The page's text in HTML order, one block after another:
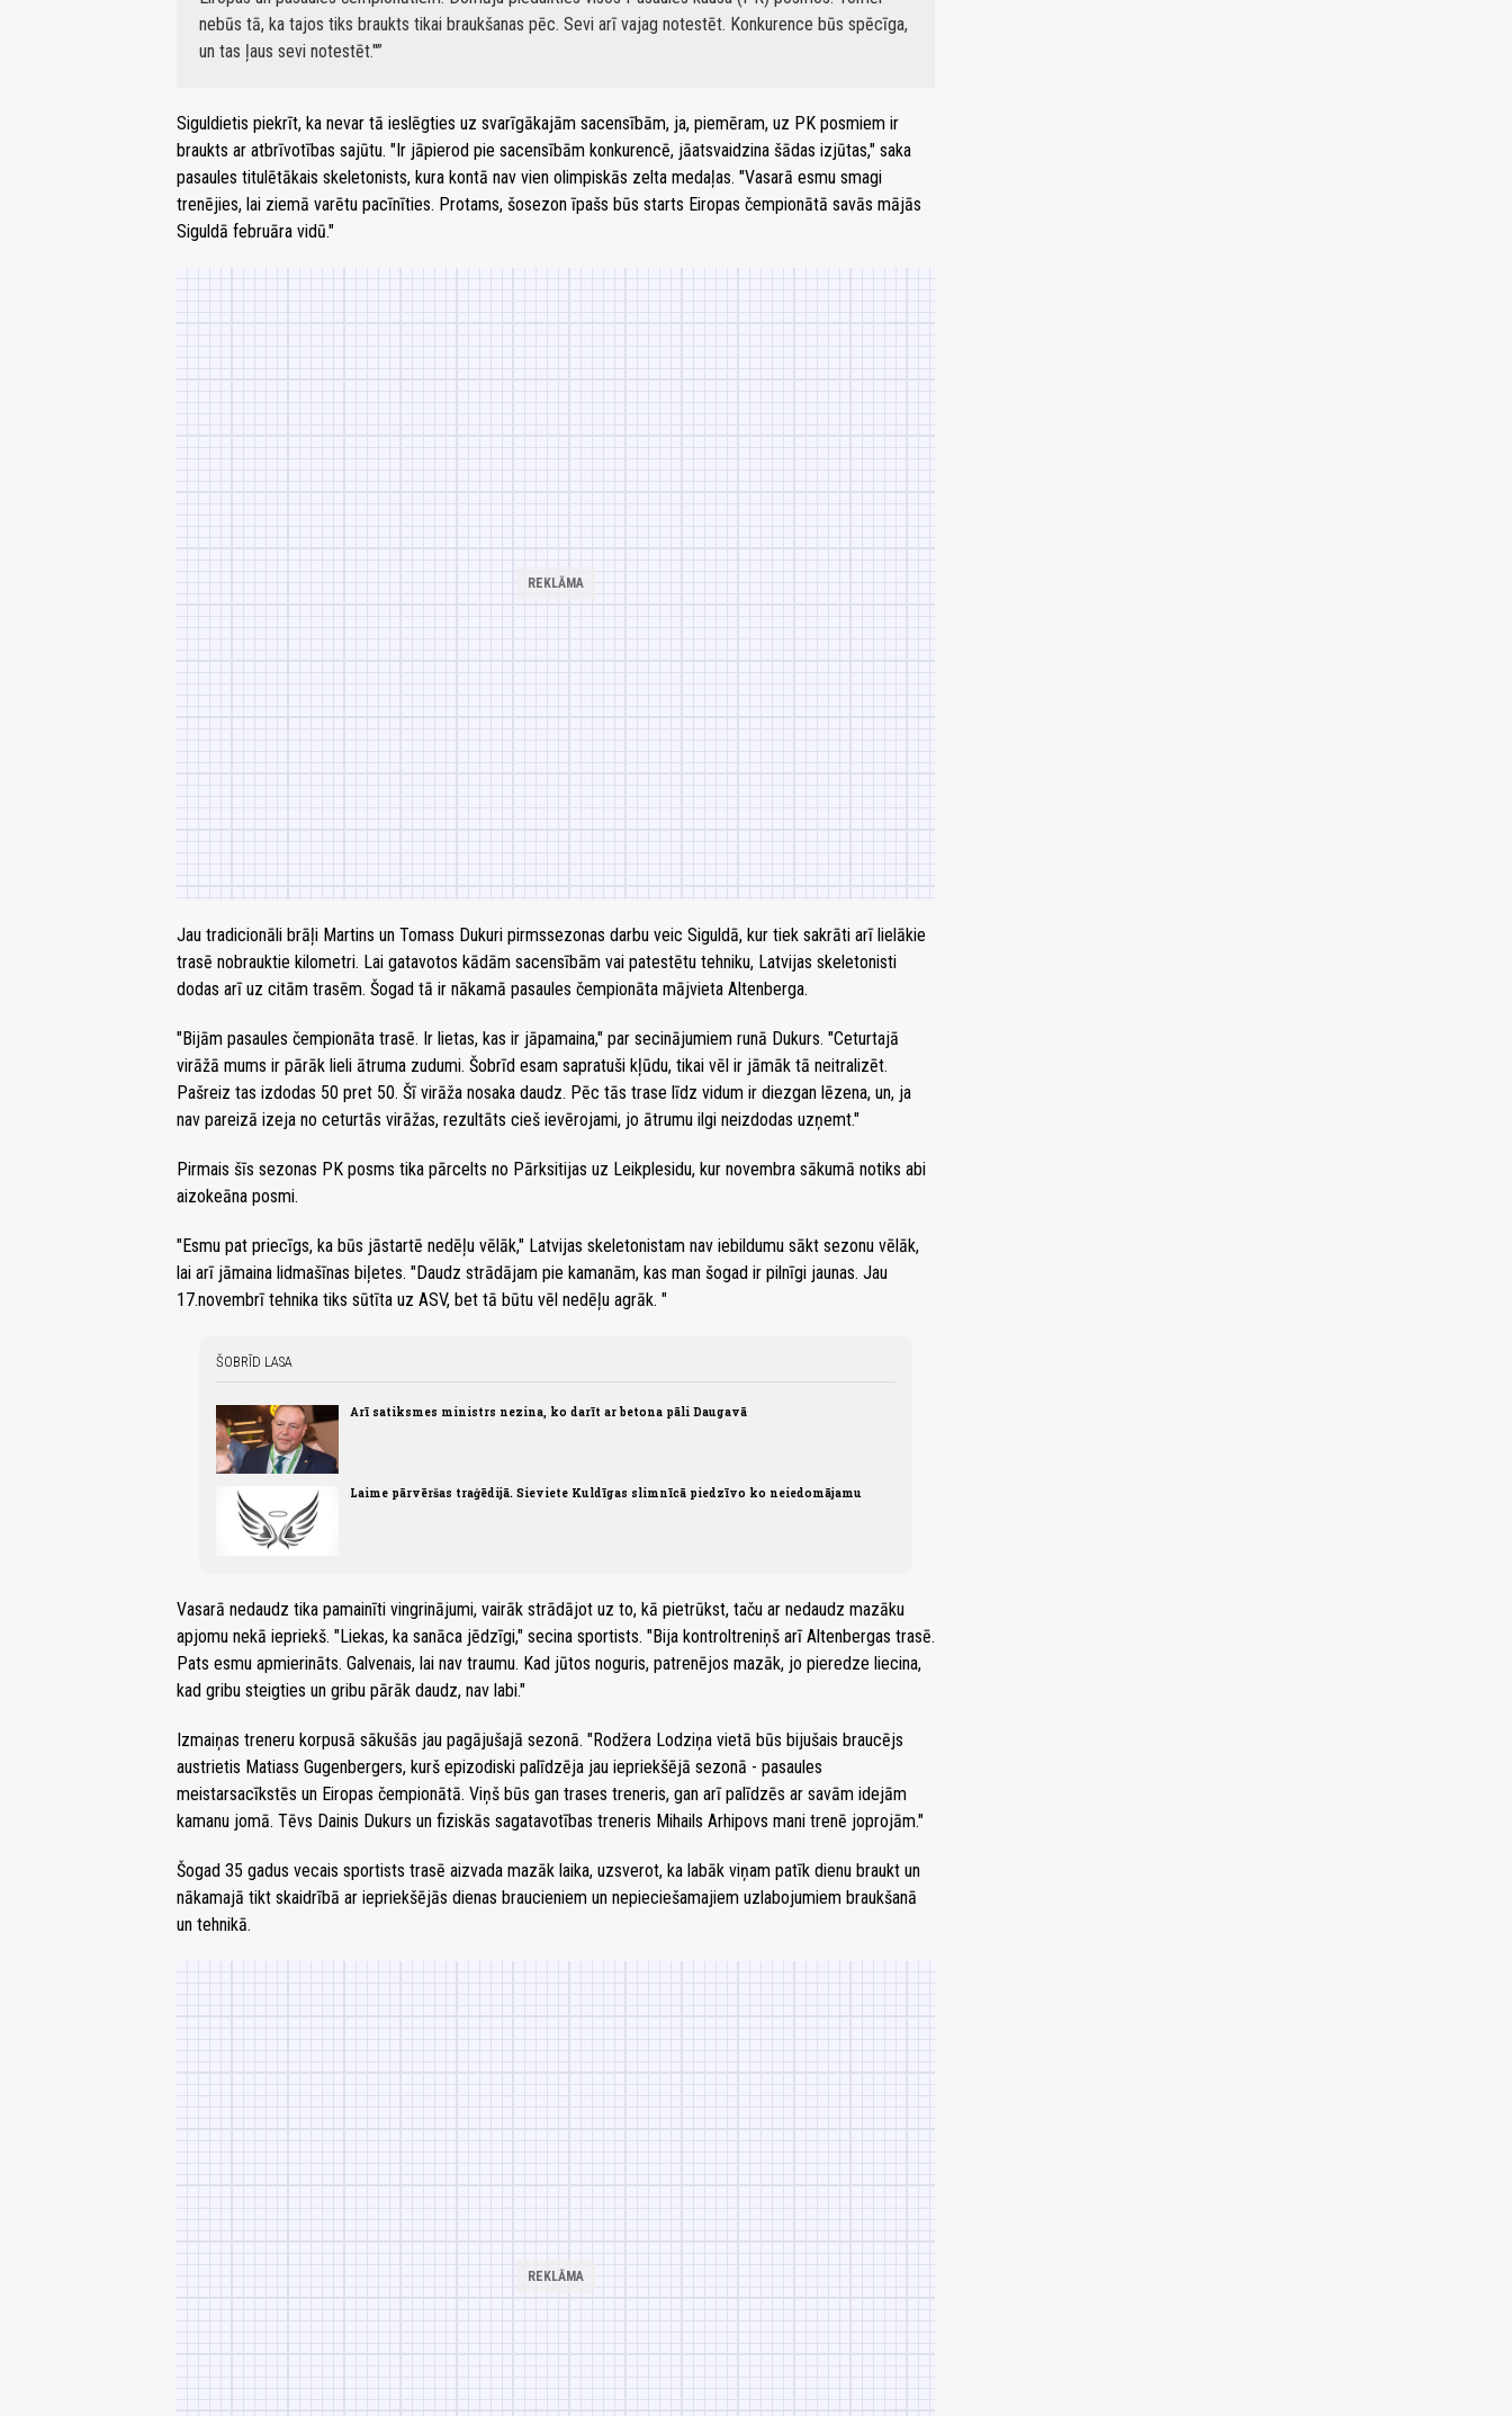
nebūs tā, ka tajos tiks braukts tikai braukšanas pēc. Sevi arī vajag notestēt. Konkurence būs spēcīga,
un tas ļaus sevi notestēt."
Siguldietis piekrīt, ka nevar tā ieslēgties uz svarīgākajām sacensībām, ja, piemēram, uz PK posmiem ir
braukts ar atbrīvotības sajūtu. "Ir jāpierod pie sacensībām konkurencē, jāatsvaidzina šādas izjūtas," saka
pasaules titulētākais skeletonists, kura kontā nav vien olimpiskās zelta medaļas. "Vasarā esmu smagi
trenējies, lai ziemā varētu pacīnīties. Protams, šosezon īpašs būs starts Eiropas čempionātā savās mājās
Siguldā februāra vidū."
Jau tradicionāli brāļi Martins un Tomass Dukuri pirmssezonas darbu veic Siguldā, kur tiek sakrāti arī lielākie
trasē nobrauktie kilometri. Lai gatavotos kādām sacensībām vai patestētu tehniku, Latvijas skeletonisti
dodas arī uz citām trasēm. Šogad tā ir nākamā pasaules čempionāta mājvieta Altenberga.
"Bijām pasaules čempionāta trasē. Ir lietas, kas ir jāpamaina," par secinājumiem runā Dukurs. "Ceturtajā
virāžā mums ir pārāk lieli ātruma zudumi. Šobrīd esam sapratuši kļūdu, tikai vēl ir jāmāk tā neitralizēt.
Pašreiz tas izdodas 50 pret 50. Šī virāža nosaka daudz. Pēc tās trase līdz vidum ir diezgan lēzena, un, ja
nav pareizā izeja no ceturtās virāžas, rezultāts cieš ievērojami, jo ātrumu ilgi neizdodas uzņemt."
Pirmais šīs sezonas PK posms tika pārcelts no Pārksitijas uz Leikplesidu, kur novembra sākumā notiks abi
aizokeāna posmi.
"Esmu pat priecīgs, ka būs jāstartē nedēļu vēlāk," Latvijas skeletonistam nav iebildumu sākt sezonu vēlāk,
lai arī jāmaina lidmašīnas biļetes. "Daudz strādājam pie kamanām, kas man šogad ir pilnīgi jaunas. Jau
17.novembrī tehnika tiks sūtīta uz ASV, bet tā būtu vēl nedēļu agrāk. "
ŠOBRĪD LASA
Arī satiksmes ministrs nezina, ko darīt ar betona pāli Daugavā
Laime pārvēršas traģēdijā. Sieviete Kuldīgas slimnīcā piedzīvo ko neiedomājamu
Vasarā nedaudz tika pamainīti vingrinājumi, vairāk strādājot uz to, kā pietrūkst, taču ar nedaudz mazāku
apjomu nekā iepriekš. "Liekas, ka sanāca jēdzīgi," secina sportists. "Bija kontroltreniņš arī Altenbergas trasē.
Pats esmu apmierināts. Galvenais, lai nav traumu. Kad jūtos noguris, patrenējos mazāk, jo pieredze liecina,
kad gribu steigties un gribu pārāk daudz, nav labi."
Izmaiņas treneru korpusā sākušās jau pagājušajā sezonā. "Rodžera Lodziņa vietā būs bijušais braucējs
austrietis Matiass Gugenbergers, kurš epizodiski palīdzēja jau iepriekšējā sezonā - pasaules
meistarsacīkstēs un Eiropas čempionātā. Viņš būs gan trases treneris, gan arī palīdzēs ar savām idejām
kamanu jomā. Tēvs Dainis Dukurs un fiziskās sagatavotības treneris Mihails Arhipovs mani trenē joprojām."
Šogad 35 gadus vecais sportists trasē aizvada mazāk laika, uzsverot, ka labāk viņam patīk dienu braukt un
nākamajā tikt skaidrībā ar iepriekšējās dienas braucieniem un nepieciešamajiem uzlabojumiem braukšanā
un tehnikā.